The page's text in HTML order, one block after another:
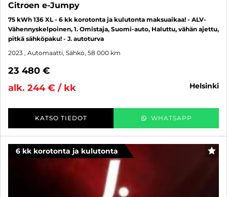
Citroen e-Jumpy
75 kWh 136 XL - 6 kk korotonta ja kulutonta maksuaikaa! - ALV-
Vähennyskelpoinen, 1. Omistaja, Suomi-auto, Haluttu, vähän ajettu,
pitkä sähköpaku! - J. autoturva
2023 , Automaatti, Sähkö, 58 000 km
23 480 €
alk. 244 € / kk
helsinki
KATSO TIEDOT WHATSAPP
6 kk korotonta ja kulutonta